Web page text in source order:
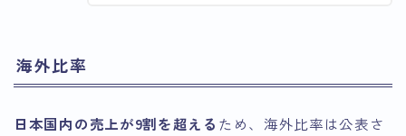
海外比率
日本国内の売上が9割を超える ため、海外比率は公表さ